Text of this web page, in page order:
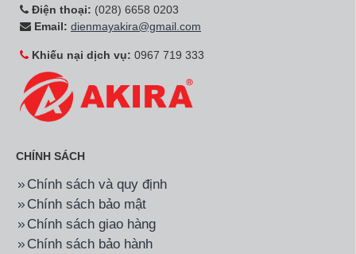
Điện thoại: (028) 6658 0203
Email: dienmayakira@gmail.com
Khiếu nại dịch vụ: 0967 719 333
CHÍNH SÁCH
Chính sách và quy định
Chính sách bảo mật
Chính sách giao hàng
Chính sách bảo hành